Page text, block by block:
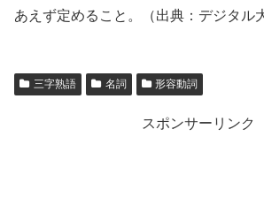
あえず定めること。（出典：デジタル
三字熟語 名詞 形容動詞
スポンサーリンク